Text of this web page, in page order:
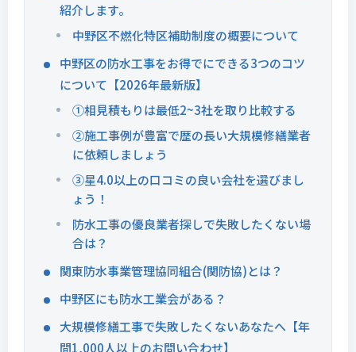
紹介します。
中野区不燃化特区補助制度の概要について
中野区の防水工事をお得でにできる3つのコツ
について【2026年最新版】
①相見積もりは最低2~3社を取り比較する
②施工事例が豊富で歴の長い大規模修繕業者
に依頼しましょう
③星4.0以上の口コミの良い会社を選びまし
ょう！
防水工事の優良業者探しで失敗したくない場
合は？
関東防水事業管理協同組合(関防協)とは？
中野区にも防水工業会がある？
大規模修繕工事で失敗したくないあなたへ【年
間1,000人以上のお問い合わせ】